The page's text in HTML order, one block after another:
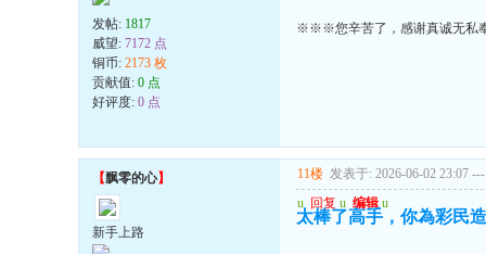
发帖: 1817
威望: 7172 点
铜币: 2173 枚
贡献值: 0 点
好评度: 0 点
※※※您辛苦了，感谢真诚无
【飘零的心】
新手上路
11楼 发表于: 2026-06-02 23:07 ---
u 回复 u 编辑 u
太棒了高手，你為彩民